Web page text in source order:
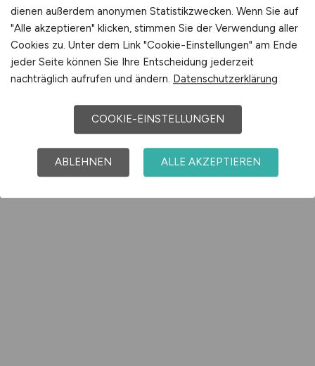
dienen außerdem anonymen Statistikzwecken. Wenn Sie auf
"Alle akzeptieren" klicken, stimmen Sie der Verwendung aller
Cookies zu. Unter dem Link "Cookie-Einstellungen" am Ende
jeder Seite können Sie Ihre Entscheidung jederzeit
nachträglich aufrufen und ändern. Datenschutzerklärung
COOKIE-EINSTELLUNGEN
ABLEHNEN ALLE AKZEPTIEREN